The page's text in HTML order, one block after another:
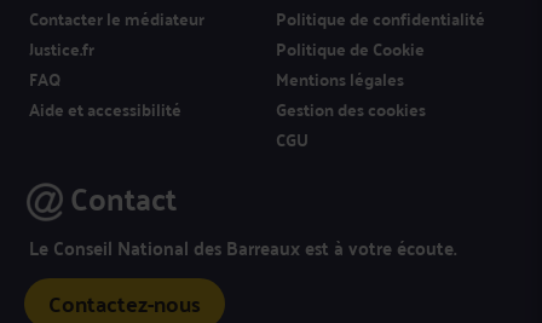
Contacter le médiateur
Justice.fr
FAQ
Aide et accessibilité
Politique de confidentialité
Politique de Cookie
Mentions légales
Gestion des cookies
CGU
Contact
Le Conseil National des Barreaux est à votre écoute.
Contactez-nous